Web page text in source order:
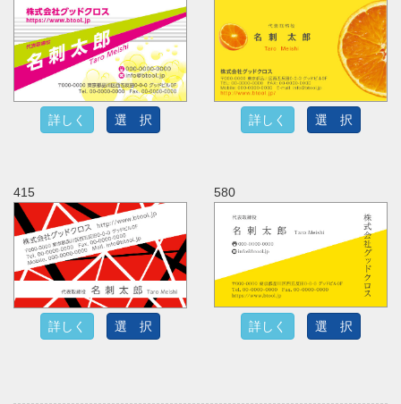
詳しく 選 択 詳しく 選 択
415
詳しく 選 択
580
詳しく 選 択